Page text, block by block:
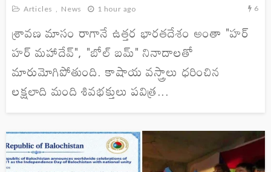
Articles News 1 hour ago 6
శ్రావణ మాసం రాగానే ఉత్తర భారతదేశం అంతా "హర్
హర్ మహాదేవ్", "బోల్ బమ్" నినాదాలతో
మారుమోగిపోతుంది. కాషాయ వస్త్రాలు ధరించిన
లక్షలాది మంది శివభక్తులు పవిత్ర...